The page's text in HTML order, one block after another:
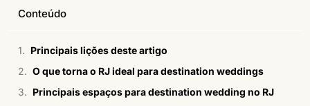
Conteúdo
Principais lições deste artigo
O que torna o RJ ideal para destination weddings
Principais espaços para destination wedding no RJ